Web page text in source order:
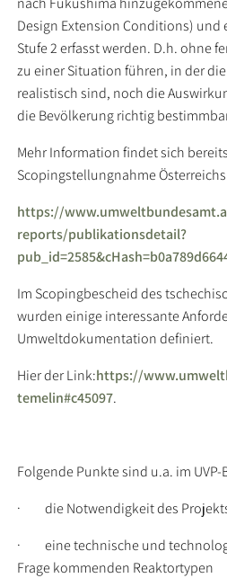
Design Extension Conditions) und
Stufe 2 erfasst werden. D.h. ohne
zu einer Situation führen, in der
realistisch sind, noch die
die Bevölkerung richtig
Mehr Information findet sich
Scopingstellungnahme Österreichs
https://
reports/publikationsdetail?
Im Scopingbescheid des
wurden einige interessante
Umweltdokumentation definiert.
Hier der Link:https://
temelin#c45097.
Folgende Punkte sind u.a. im
· die Notwendigkeit des
· eine technische und
Frage kommenden Reaktortypen